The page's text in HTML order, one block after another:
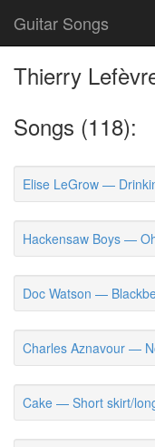
Guitar Songs
Thierry
Songs (118):
Elise LeGrow —
Hackensaw Boys —
Doc Watson —
Charles Aznavour —
Cake — Short skirt/